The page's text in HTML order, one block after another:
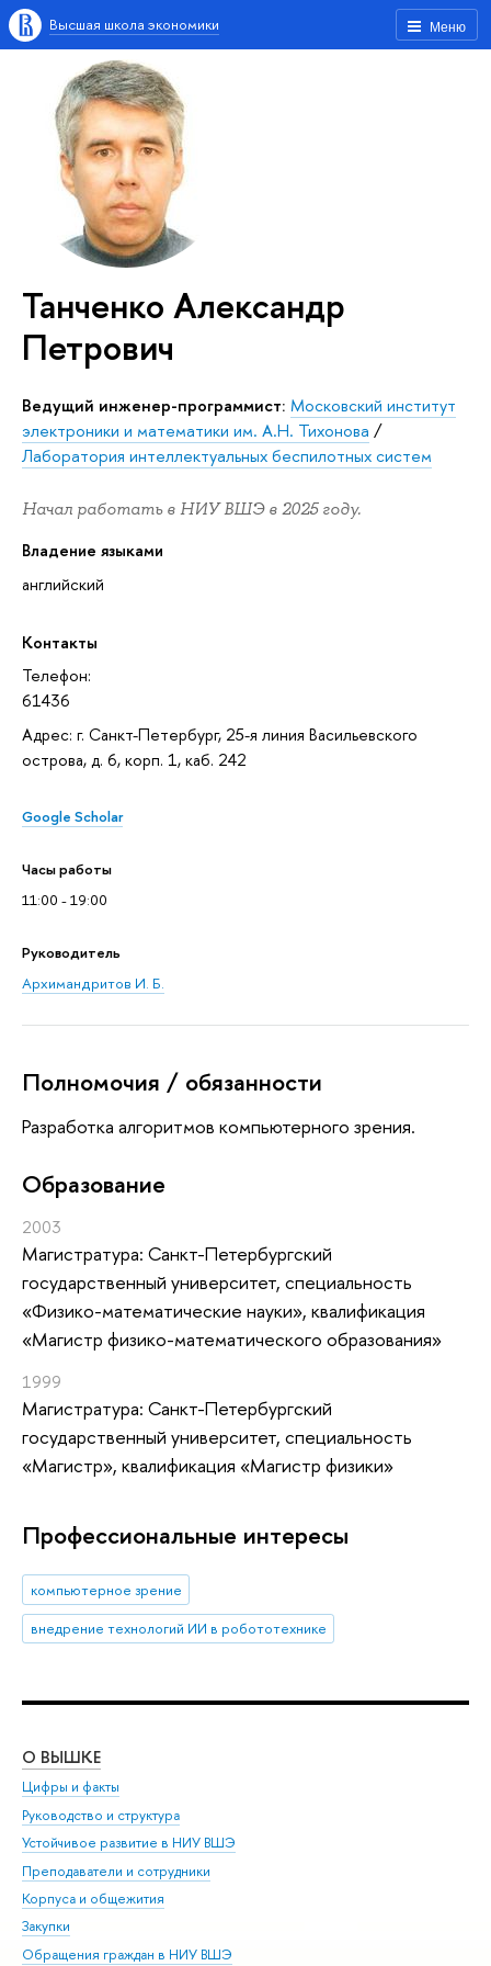
Меню
Высшая школа экономики
Танченко Александр
Петрович
Ведущий инженер-программист: Московский институт
электроники и математики им. А.Н. Тихонова /
Лаборатория интеллектуальных беспилотных систем
Начал работать в НИУ ВШЭ в 2025 году.
Владение языками
английский
Контакты
Телефон:
61436
Адрес: г. Санкт-Петербург, 25-я линия Васильевского
острова, д. 6, корп. 1, каб. 242
Google Scholar
Часы работы
11:00 - 19:00
Руководитель
Архимандритов И. Б.
Полномочия / обязанности
Разработка алгоритмов компьютерного зрения.
Oбразование
2003
Магистратура: Санкт-Петербургский
государственный университет, специальность
«Физико-математические науки», квалификация
«Магистр физико-математического образования»
1999
Магистратура: Санкт-Петербургский
государственный университет, специальность
«Магистр», квалификация «Магистр физики»
Профессиональные интересы
компьютерное зрение
внедрение технологий ИИ в робототехнике
О ВЫШКЕ
Цифры и факты
Руководство и структура
Устойчивое развитие в НИУ ВШЭ
Преподаватели и сотрудники
Корпуса и общежития
Закупки
Обращения граждан в НИУ ВШЭ